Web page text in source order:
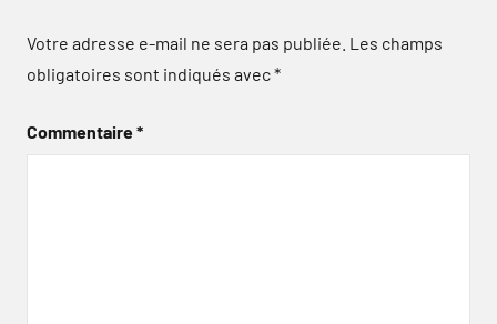
Votre adresse e-mail ne sera pas publiée. Les champs
obligatoires sont indiqués avec*
Commentaire*